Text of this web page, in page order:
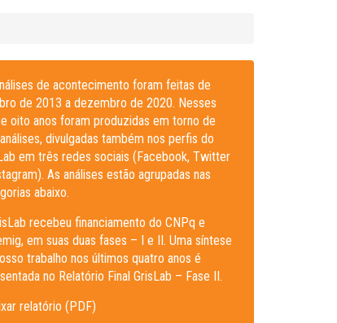
de acontecimento foram feitas de
de 2013 a dezembro de 2020. Nesses
oito anos foram produzidas em torno de
divulgadas também nos perfis do
em três redes sociais (Facebook, Twitter
As análises estão agrupadas nas
abaixo.
recebeu financiamento do CNPq e
em suas duas fases – I e II. Uma síntese
trabalho nos últimos quatro anos é
no Relatório Final GrisLab – Fase II.
relatório (PDF)